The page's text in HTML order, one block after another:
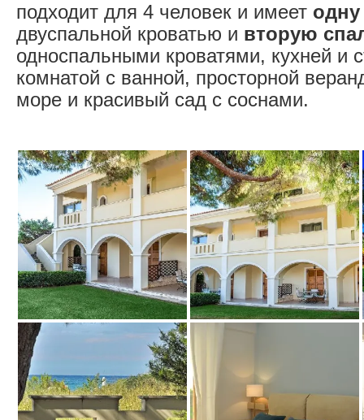
подходит для 4 человек и имеет
двуспальной кроватью и вторую
односпальными кроватями, кухней и
комнатой с ванной, просторной
море и красивый сад с соснами.